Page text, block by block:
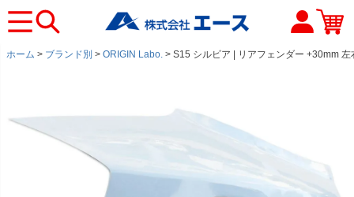
ホーム ブランド別 ORIGIN Labo. S15 シルビア | リアフェンダー +30mm 左